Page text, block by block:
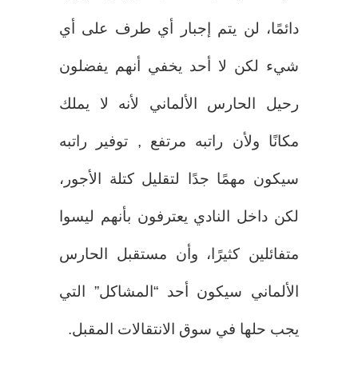
دائمًا، لن يتم إجبار أي طرف على أي
شيء لكن لا أحد يخفي أنهم يفضلون
رحيل الحارس الألماني لأنه لا يملك
مكانًا ولأن راتبه مرتفع , توفير راتبه
سيكون مهمًا جدًا لتقليل كتلة الأجور،
لكن داخل النادي يعترفون بأنهم ليسوا
متفائلين كثيرًا، وأن مستقبل الحارس
الألماني سيكون أحد “المشاكل” التي
يجب حلها في سوق الانتقالات المقبل.